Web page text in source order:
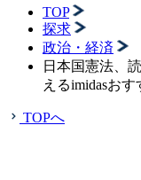
TOP
探求
政治・経済
日本国憲法、
えるimidasお
TOPへ